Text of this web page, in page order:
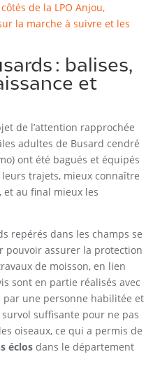
de la LPO Anjou,
la marche à suivre et les
: balises,
et
de l’attention rapprochée
adultes de Busard cendré
ont été bagués et équipés
leurs trajets, mieux connaître
et au final mieux les
repérés dans les champs se
pouvoir assurer la protection
de moisson, en lien
sont en partie réalisés avec
par une personne habilitée et
suffisante pour ne pas
oiseaux, ce qui a permis de
éclos dans le département